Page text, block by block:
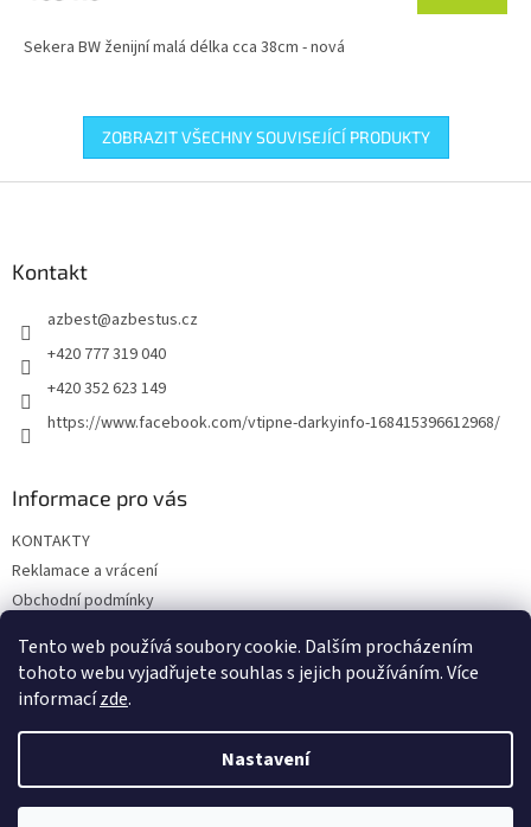
Tento web používá soubory cookie. Dalším procházením
tohoto webu vyjadřujete souhlas s jejich používáním. Více
informacízde.
Nastavení
Sekera BW ženijní malá délka cca 38cm - nová
ZOBRAZIT VŠECHNY SOUVISEJÍCÍ PRODUKTY
Kontakt
azbest@azbestus.cz
+420 777 319 040
+420 352 623 149
https://www.facebook.com/vtipne-darkyinfo-168415396612968/
Informace pro vás
KONTAKTY
Reklamace a vrácení
Obchodní podmínky
Doprava a platba
Vytvořil Shoptet